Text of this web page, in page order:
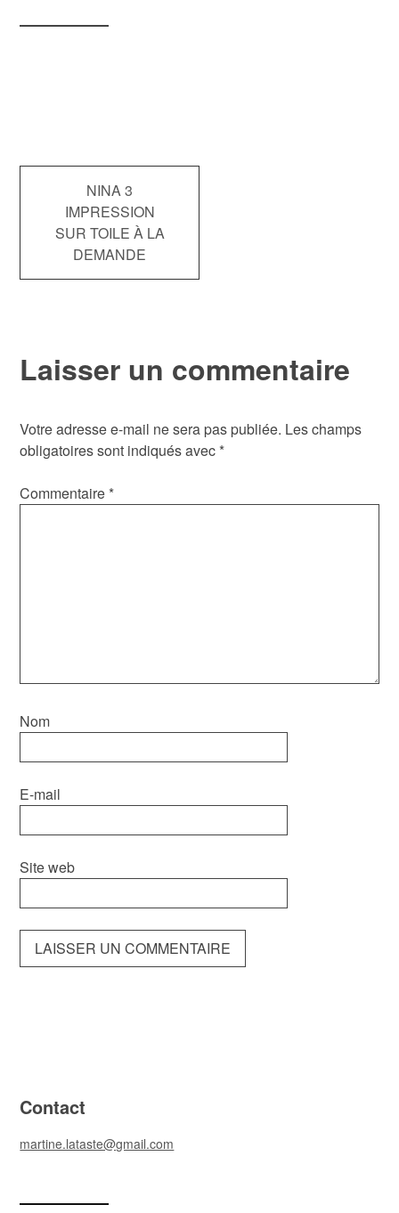
Navigation
de
NINA 3
IMPRESSION
SUR TOILE À LA
DEMANDE
Laisser un commentaire
Votre adresse e-mail ne sera pas publiée. Les champs
obligatoires sont indiqués avec *
Commentaire *
Nom
E-mail
Site web
Contact
martine.lataste@gmail.com